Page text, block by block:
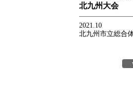
北九州大会
2021.10
北九州市立総合